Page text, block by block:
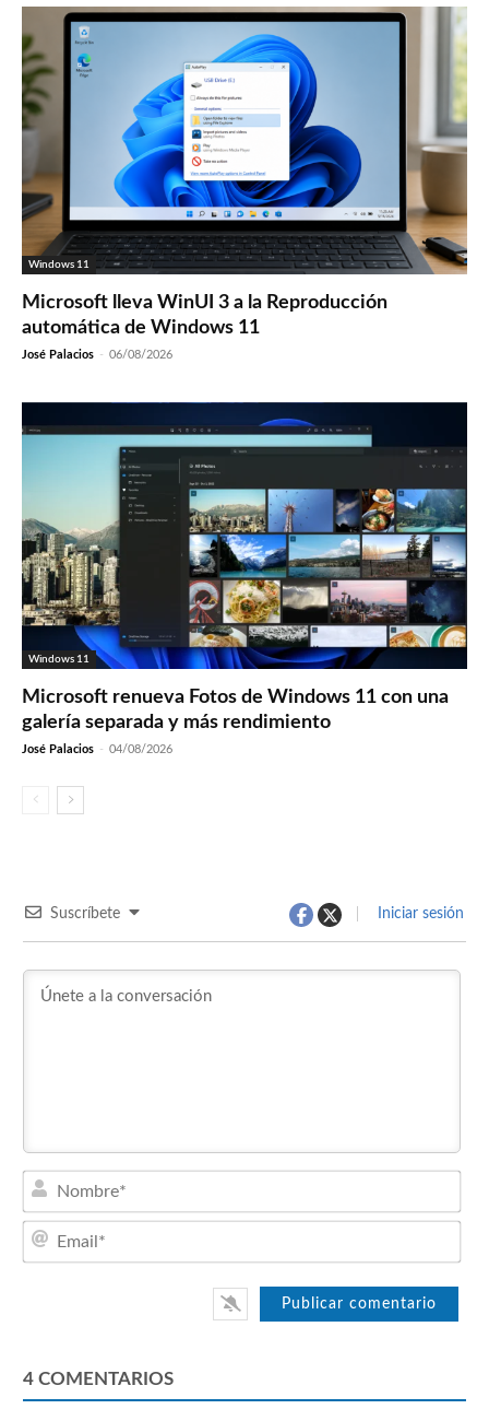
Windows 11
Microsoft lleva WinUI 3 a la Reproducción
automática de Windows 11
José Palacios - 06/08/2026
Windows 11
Microsoft renueva Fotos de Windows 11 con una
galería separada y más rendimiento
José Palacios - 04/08/2026
Suscríbete Iniciar sesión
4 COMENTARIOS